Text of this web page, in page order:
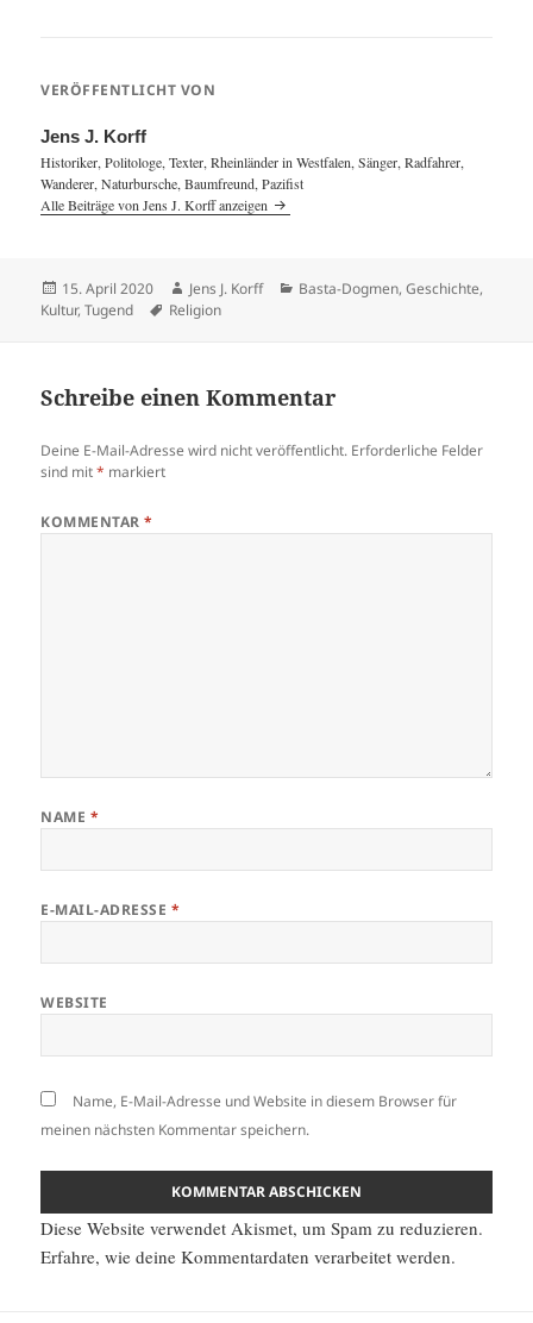
VERÖFFENTLICHT VON
Jens J. Korff
Historiker, Politologe, Texter, Rheinländer in Westfalen, Sänger, Radfahrer,
Wanderer, Naturbursche, Baumfreund, Pazifist
Alle Beiträge von Jens J. Korff anzeigen
Veröffentlicht
am
15. April 2020 Autor
Jens J. Korff Kategorien
Basta-Dogmen,Geschichte,
Kultur,Tugend Schlagwörter
Religion
Schreibe einen Kommentar
Deine E-Mail-Adresse wird nicht veröffentlicht. Erforderliche Felder
sind mit* markiert
KOMMENTAR*
NAME *
E-MAIL-ADRESSE *
WEBSITE
Name, E-Mail-Adresse und Website in diesem Browser für
meinen nächsten Kommentar speichern.
Diese Website verwendet Akismet, um Spam zu reduzieren.
Erfahre, wie deine Kommentardaten verarbeitet werden.